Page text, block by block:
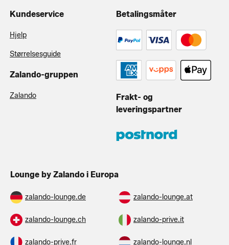
Kundeservice
Hjelp
Størrelsesguide
Zalando-gruppen
Zalando
Betalingsmåter
Frakt- og
leveringspartner
Lounge by Zalando i Europa
zalando-lounge.de zalando-lounge.at
zalando-lounge.ch zalando-prive.it
zalando-prive.fr zalando-lounge.nl